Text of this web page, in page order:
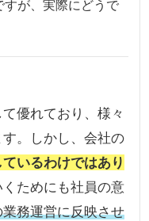
すが、実際にどうで
優れており、様々
。しかし、会社の
いるわけではあり
ためにも社員の意
務運営に反映させ